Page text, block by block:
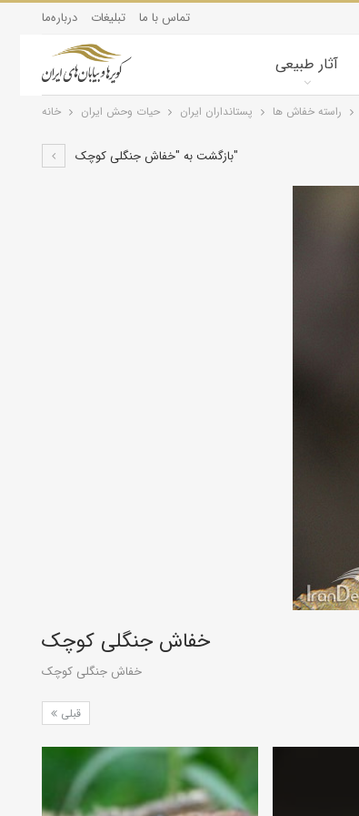
درباره‌ما تبلیغات تماس با ما
آثار طبیعی
خانه حیات وحش ایران پستانداران ايران راسته خفاش ها
بازگشت به "خفاش جنگلی کوچک"
خفاش جنگلی کوچک
خفاش جنگلی کوچک
قبلی